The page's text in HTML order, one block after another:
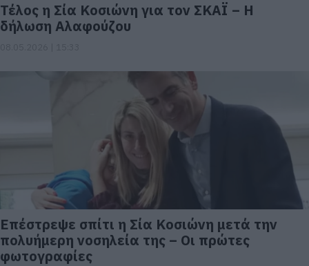
Τέλος η Σία Κοσιώνη για τον ΣΚΑΪ – Η
δήλωση Αλαφούζου
Επέστρεψε σπίτι η Σία Κοσιώνη μετά την
πολυήμερη νοσηλεία της – Οι πρώτες
φωτογραφίες